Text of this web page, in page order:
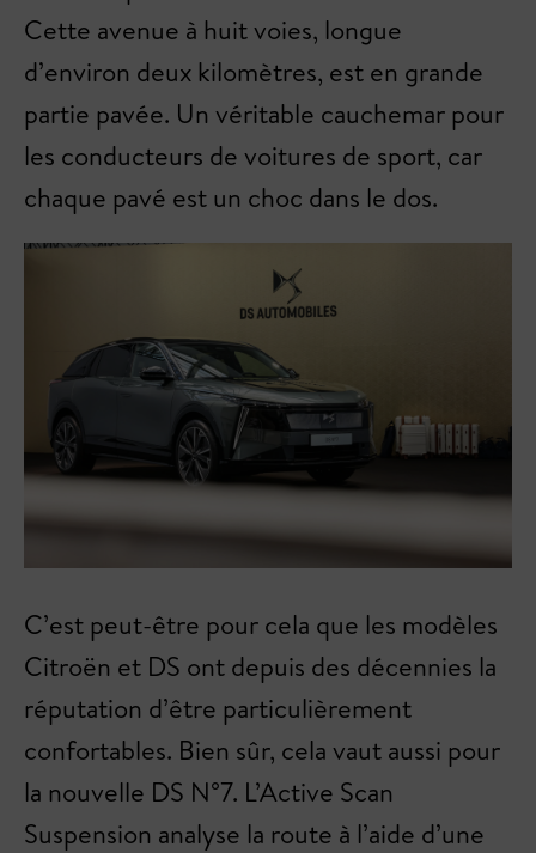
Cette avenue à huit voies, longue
d’environ deux kilomètres, est en grande
partie pavée. Un véritable cauchemar pour
les conducteurs de voitures de sport, car
chaque pavé est un choc dans le dos.
C’est peut-être pour cela que les modèles
Citroën et DS ont depuis des décennies la
réputation d’être particulièrement
confortables. Bien sûr, cela vaut aussi pour
la nouvelle DS N°7. L’Active Scan
Suspension analyse la route à l’aide d’une